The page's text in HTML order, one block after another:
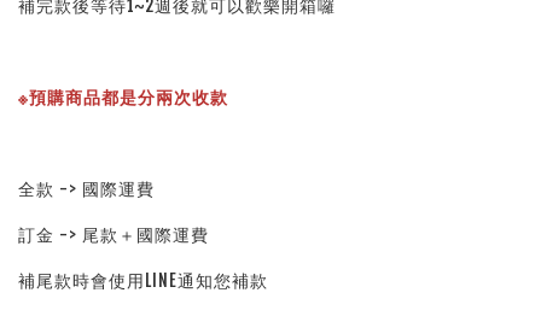
補完款後等待1~2週後就可以歡樂開箱囉
※預購商品都是分兩次收款
全款 -> 國際運費
訂金 -> 尾款＋國際運費
補尾款時會使用LINE通知您補款